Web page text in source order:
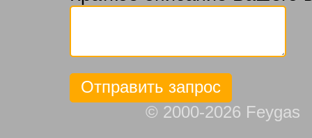
© 2000-2026 Feygas